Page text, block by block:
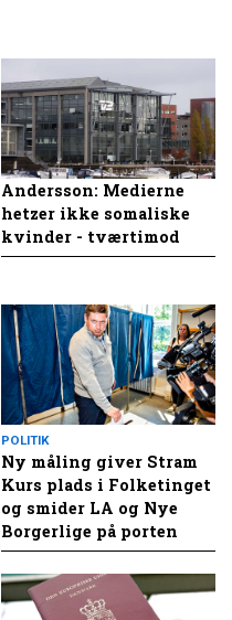
Andersson: Medierne
hetzer ikke somaliske
kvinder - tværtimod
POLITIK
Ny måling giver Stram
Kurs plads i Folketinget
og smider LA og Nye
Borgerlige på porten